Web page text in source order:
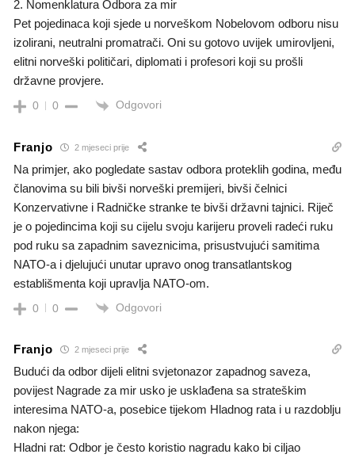
​2. Nomenklatura Odbora za mir
​Pet pojedinaca koji sjede u norveškom Nobelovom odboru nisu
izolirani, neutralni promatrači. Oni su gotovo uvijek umirovljeni,
elitni norveški političari, diplomati i profesori koji su prošli
državne provjere.
0 0 Odgovori
Franjo 2 mjeseci prije
Na primjer, ako pogledate sastav odbora proteklih godina, među
članovima su bili bivši norveški premijeri, bivši čelnici
Konzervativne i Radničke stranke te bivši državni tajnici. Riječ
je o pojedincima koji su cijelu svoju karijeru proveli radeći ruku
pod ruku sa zapadnim saveznicima, prisustvujući samitima
NATO-a i djelujući unutar upravo onog transatlantskog
establišmenta koji upravlja NATO-om.
0 0 Odgovori
Franjo 2 mjeseci prije
Budući da odbor dijeli elitni svjetonazor zapadnog saveza,
povijest Nagrade za mir usko je usklađena sa strateškim
interesima NATO-a, posebice tijekom Hladnog rata i u razdoblju
nakon njega:
​Hladni rat: Odbor je često koristio nagradu kako bi ciljao